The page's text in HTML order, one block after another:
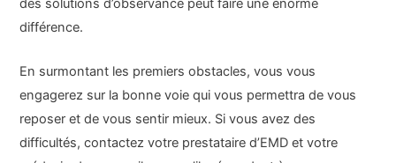
des solutions d’observance peut faire une énorme
différence.
En surmontant les premiers obstacles, vous vous
engagerez sur la bonne voie qui vous permettra de vous
reposer et de vous sentir mieux. Si vous avez des
difficultés, contactez votre prestataire d’EMD et votre